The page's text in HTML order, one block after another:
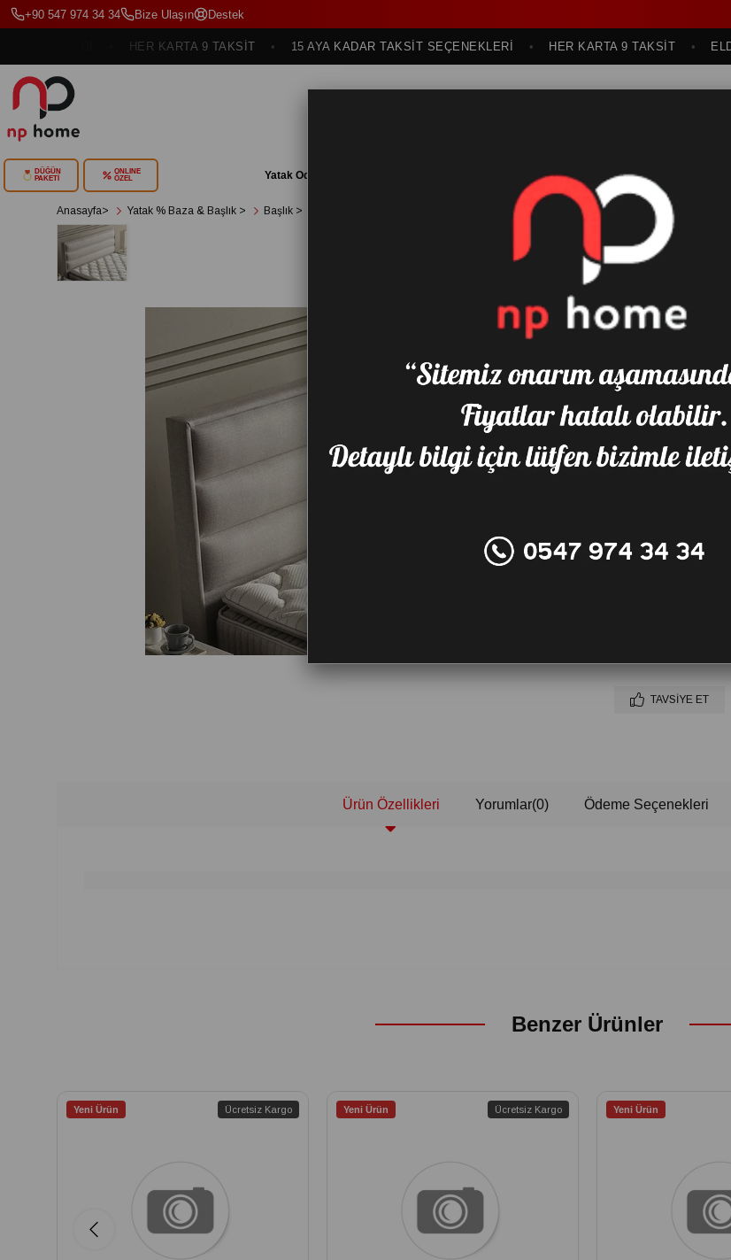
+90 547 974 34 34 Bize Ulaşın Destek
HER KARTA 9 TAKSİT 15 AYA KADAR TAKSİT SEÇENEKLERİ HER KARTA 9 TAKSİT ELDEN
DÜĞÜN
PAKETİ
ONLINE
ÖZEL
Yatak Odası Genç ve Çocuk Odası Bahçe Mobilyası
Anasayfa> Yatak % Baza & Başlık> Başlık>
< < Önceki Sayfaya Dön
MOON 90X190
Renk
TAVSIYE ET
Ürün Özellikleri Yorumlar(0) Ödeme Seçenekleri
Benzer Ürünler
Yeni Ürün Ücretsiz Kargo Yeni Ürün Ücretsiz Kargo Yeni Ürün